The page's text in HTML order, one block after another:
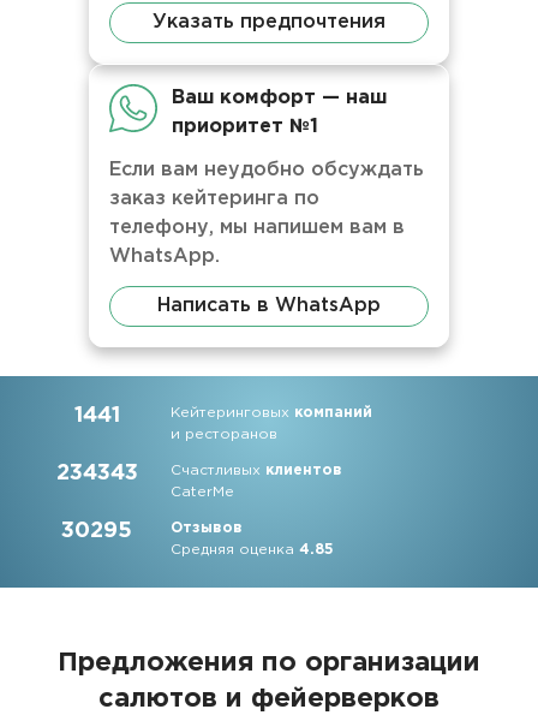
Указать предпочтения
Ваш комфорт — наш
приоритет №1
Если вам неудобно обсуждать
заказ кейтеринга по
телефону, мы напишем вам в
WhatsApp.
Написать в WhatsApp
1441 Кейтеринговых компаний
и ресторанов
234343 Счастливых клиентов
CaterMe
30295
Отзывов
Средняя оценка4.85
Предложения по организации
салютов и фейерверков